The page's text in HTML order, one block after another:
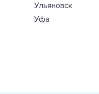
Ульяновск
Уфа